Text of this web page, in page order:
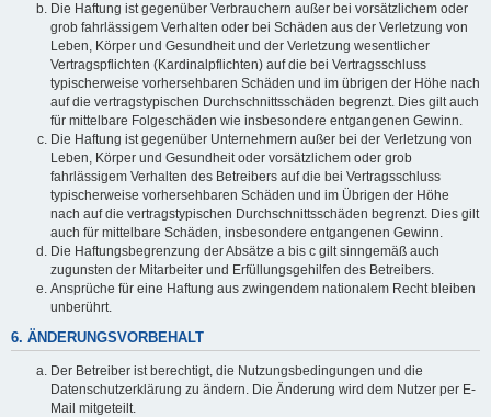
Die Haftung ist gegenüber Verbrauchern außer bei vorsätzlichem oder
grob fahrlässigem Verhalten oder bei Schäden aus der Verletzung von
Leben, Körper und Gesundheit und der Verletzung wesentlicher
Vertragspflichten (Kardinalpflichten) auf die bei Vertragsschluss
typischerweise vorhersehbaren Schäden und im übrigen der Höhe nach
auf die vertragstypischen Durchschnittsschäden begrenzt. Dies gilt auch
für mittelbare Folgeschäden wie insbesondere entgangenen Gewinn.
Die Haftung ist gegenüber Unternehmern außer bei der Verletzung von
Leben, Körper und Gesundheit oder vorsätzlichem oder grob
fahrlässigem Verhalten des Betreibers auf die bei Vertragsschluss
typischerweise vorhersehbaren Schäden und im Übrigen der Höhe
nach auf die vertragstypischen Durchschnittsschäden begrenzt. Dies gilt
auch für mittelbare Schäden, insbesondere entgangenen Gewinn.
Die Haftungsbegrenzung der Absätze a bis c gilt sinngemäß auch
zugunsten der Mitarbeiter und Erfüllungsgehilfen des Betreibers.
Ansprüche für eine Haftung aus zwingendem nationalem Recht bleiben
unberührt.
6. ÄNDERUNGSVORBEHALT
Der Betreiber ist berechtigt, die Nutzungsbedingungen und die
Datenschutzerklärung zu ändern. Die Änderung wird dem Nutzer per E-
Mail mitgeteilt.